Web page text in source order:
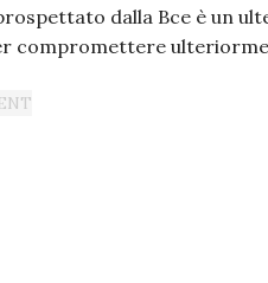
dalla Bce è un
compromettere